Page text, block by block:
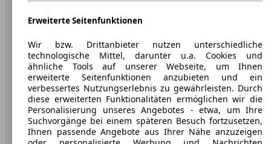
Unternehmen
Über AutoScout24
Presse
Karriere
Werbung
AGB
Erweiterte Seitenfunktionen
Wir bzw. Drittanbieter nutzen unterschiedliche
technologische Mittel, darunter u.a. Cookies und
ähnliche Tools auf unserer Webseite, um Ihnen
erweiterte Seitenfunktionen anzubieten und ein
verbessertes Nutzungserlebnis zu gewährleisten. Durch
diese erweiterten Funktionalitäten ermöglichen wir die
Personalisierung unseres Angebotes - etwa, um Ihre
Suchvorgänge bei einem späteren Besuch fortzusetzen,
Ihnen passende Angebote aus Ihrer Nähe anzuzeigen